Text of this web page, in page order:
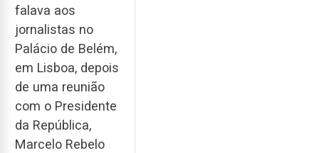
falava aos
jornalistas no
Palácio de Belém,
em Lisboa, depois
de uma reunião
com o Presidente
da República,
Marcelo Rebelo